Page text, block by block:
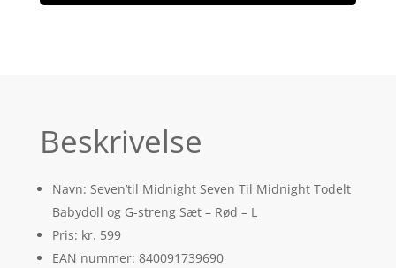
Beskrivelse
Navn: Seven’til Midnight Seven Til Midnight Todelt
Babydoll og G-streng Sæt – Rød – L
Pris: kr. 599
EAN nummer: 840091739690